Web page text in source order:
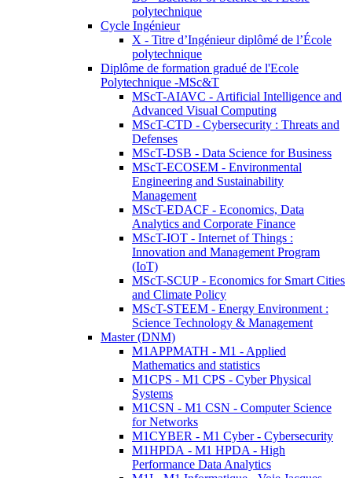
polytechnique
Cycle Ingénieur
X - Titre d’Ingénieur diplômé de l’École
polytechnique
Diplôme de formation gradué de l'Ecole
Polytechnique -MSc&T
MScT-AIAVC - Artificial Intelligence and
Advanced Visual Computing
MScT-CTD - Cybersecurity : Threats and
Defenses
MScT-DSB - Data Science for Business
MScT-ECOSEM - Environmental
Engineering and Sustainability
Management
MScT-EDACF - Economics, Data
Analytics and Corporate Finance
MScT-IOT - Internet of Things :
Innovation and Management Program
(IoT)
MScT-SCUP - Economics for Smart Cities
and Climate Policy
MScT-STEEM - Energy Environment :
Science Technology & Management
Master (DNM)
M1APPMATH - M1 - Applied
Mathematics and statistics
M1CPS - M1 CPS - Cyber Physical
Systems
M1CSN - M1 CSN - Computer Science
for Networks
M1CYBER - M1 Cyber - Cybersecurity
M1HPDA - M1 HPDA - High
Performance Data Analytics